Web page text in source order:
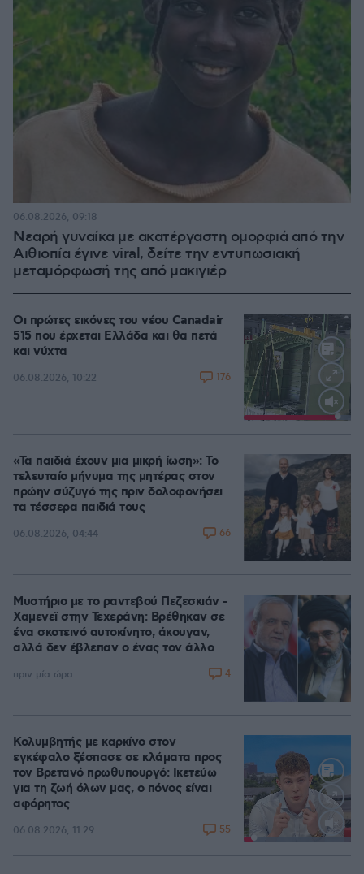
Νεαρή γυναίκα με ακατέργαστη ομορφιά από την
Αιθιοπία έγινε viral, δείτε την εντυπωσιακή
μεταμόρφωσή της από μακιγιέρ
06.08.2026, 09:18
Video
Player
is
loading.
Loaded:
Οι πρώτες εικόνες του νέου Canadair
515 που έρχεται Ελλάδα και θα πετά
και νύχτα
06.08.2026, 10:22 176
«Τα παιδιά έχουν μια μικρή ίωση»: Το
τελευταίο μήνυμα της μητέρας στον
πρώην σύζυγό της πριν δολοφονήσει
τα τέσσερα παιδιά τους
06.08.2026, 04:44 66
Μυστήριο με το ραντεβού Πεζεσκιάν -
Χαμενεϊ στην Τεχεράνη: Βρέθηκαν σε
ένα σκοτεινό αυτοκίνητο, άκουγαν,
αλλά δεν έβλεπαν ο ένας τον άλλο
πριν μία ώρα 4
Loaded
Κολυμβητής με καρκίνο στον
εγκέφαλο ξέσπασε σε κλάματα προς
τον Βρετανό πρωθυπουργό: Ικετεύω
για τη ζωή όλων μας, ο πόνος είναι
αφόρητος
06.08.2026, 11:29 55